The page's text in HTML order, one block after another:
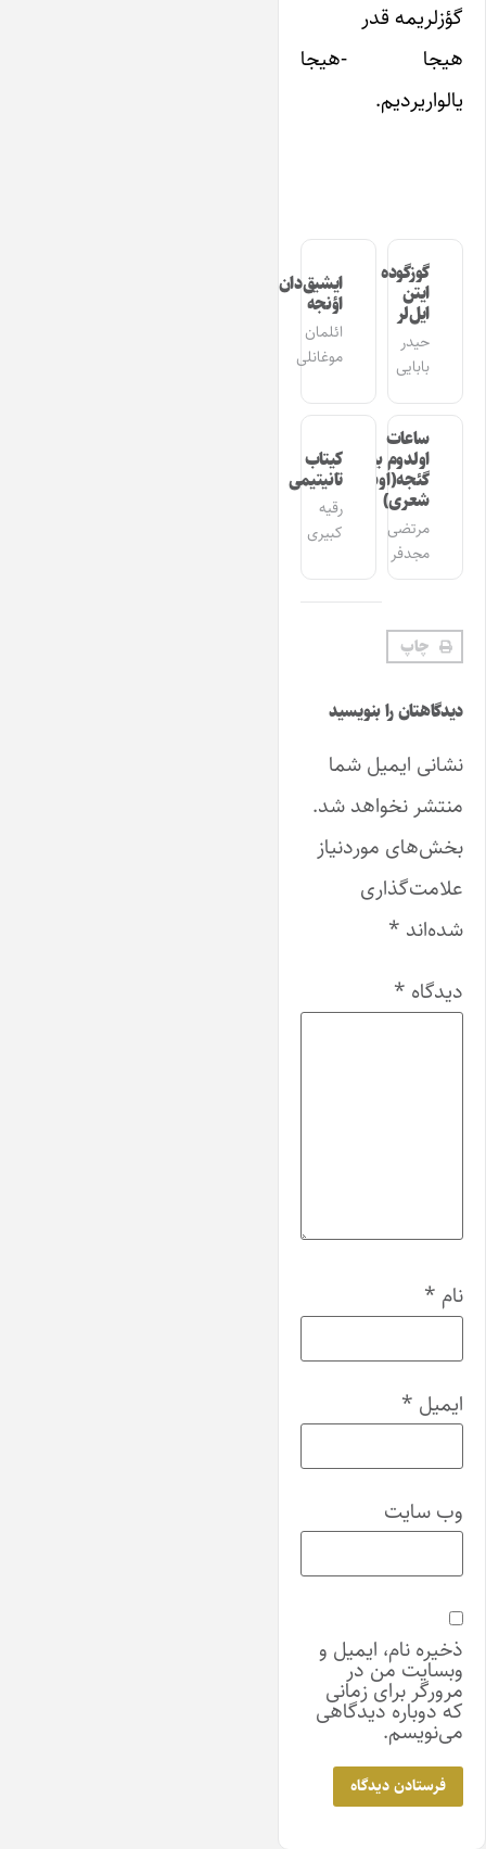
گؤزلریمه قدر
هیجا -هیجا
یالواریردیم.
گوزگوده
ایتن
ایل‌لر
حیدر
بابایی
ایشیق‌دان
اؤنجه
ائلمان
موغانلی
ساعات
اولدوم بیر
گئجه(اوشاق
شعری)
مرتضی
مجدفر
کیتاب
تانیتیمی
رقیه
کبیری
چاپ
دیدگاهتان را بنویسید
نشانی ایمیل شما
منتشر نخواهد شد.
بخش‌های موردنیاز
علامت‌گذاری
شده‌اند *
دیدگاه *
نام *
ایمیل *
وب‌ سایت
ذخیره نام، ایمیل و
وبسایت من در
مرورگر برای زمانی
که دوباره دیدگاهی
می‌نویسم.